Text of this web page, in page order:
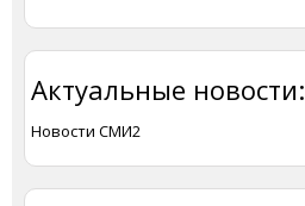
Актуальные новости:
Новости СМИ2